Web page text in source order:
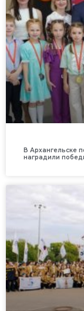
В Архангельске
наградили